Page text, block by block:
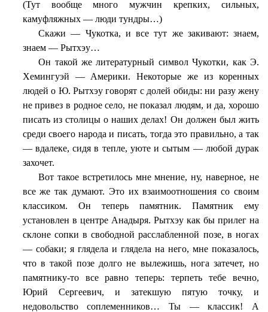
(Тут вообще много мужчин крепких, сильных,
камуфляжных — люди тундры…)
Скажи — Чукотка, и все тут же закивают: знаем,
знаем — Рытхэу…
Он такой же литературный символ Чукотки, как Э.
Хемингуэй — Америки. Некоторые же из коренных
людей о Ю. Рытхэу говорят с долей обиды: ни разу жену
не привез в родное село, не показал людям, и да, хорошо
писать из столицы о наших делах! Он должен был жить
среди своего народа и писать, тогда это правильно, а так
— вдалеке, сидя в тепле, уюте и сытым — любой дурак
захочет.
Вот такое встретилось мне мнение, ну, наверное, не
все же так думают. Это их взаимоотношения со своим
классиком. Он теперь памятник. Памятник ему
установлен в центре Анадыря. Рытхэу как бы прилег на
склоне сопки в свободной расслабленной позе, в ногах
— собаки; я глядела и глядела на него, мне показалось,
что в такой позе долго не вылежишь, нога затечет, но
памятнику-то все равно теперь: терпеть тебе вечно,
Юрий Сергеевич, и затекшую пятую точку, и
недовольство соплеменников… Ты — классик! А